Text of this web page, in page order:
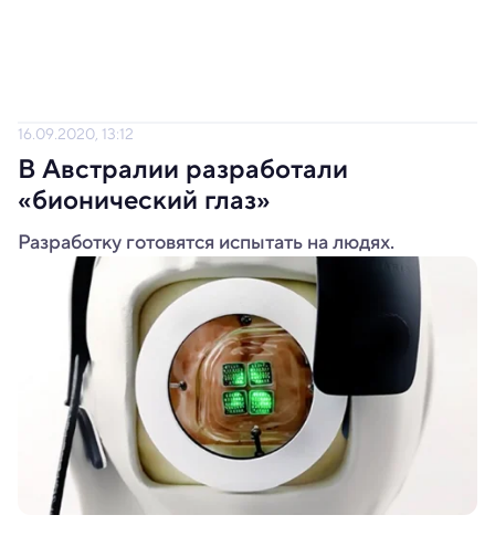
16.09.2020, 13:12
В Австралии разработали
«бионический глаз»
Разработку готовятся испытать на людях.